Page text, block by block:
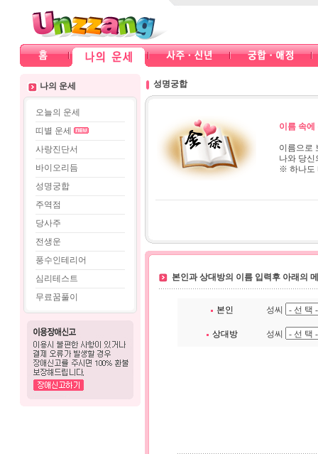
나의 운세
오늘의 운세
띠별 운세
사랑진단서
바이오리듬
성명궁합
주역점
당사주
전생운
풍수인테리어
심리테스트
무료꿈풀이
성명궁합
이름 속에
이름으로
나와 당신
※ 하나도
본인과 상대방의 이름 입력후 아래의
본인 성씨
상대방 성씨